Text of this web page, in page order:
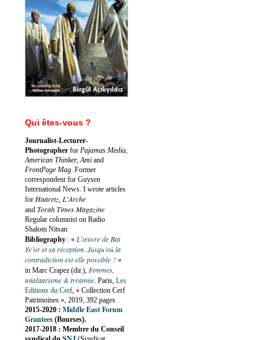
Qui êtes-vous ?
Journalist-Lecturer-
Photographer for Pajamas Media,
American Thinker, Ami and
FrontPage Mag. Former
correspondent for Guysen
International News. I wrote articles
for Haaretz, L'Arche
and Torah Times Magazine
Regular columnist on Radio
Shalom Nitsan
Bibliography : « L’œuvre de Bat
Ye’or et sa réception. Jusqu’où la
contradiction est-elle possible ? »
in Marc Crapez (dir.), Femmes,
totalitarisme & tyrannie. Paris, Les
Editions du Cerf, « Collection Cerf
Patrimoines », 2019, 392 pages
2015-2020 : Middle East Forum
Grantees (Bourses).
2017-2018 : Membre du Conseil